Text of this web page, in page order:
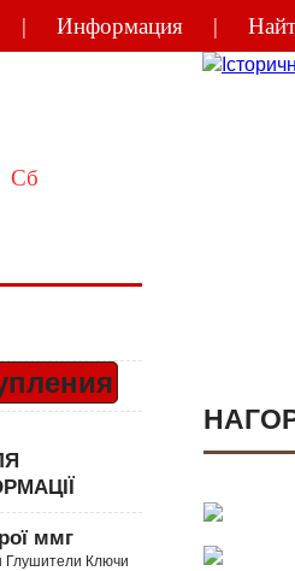
Информация
Сб
ммг
Глушители Ключи